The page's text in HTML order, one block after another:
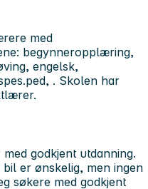
med
begynneropplæring,
engelsk,
. Skolen har
godkjent utdanning.
er ønskelig, men ingen
søkere med godkjent